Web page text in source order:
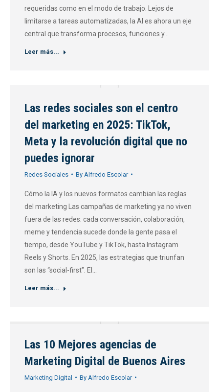
requeridas como en el modo de trabajo. Lejos de
limitarse a tareas automatizadas, la AI es ahora un eje
central que transforma procesos, funciones y…
Leer más...
Las redes sociales son el centro
del marketing en 2025: TikTok,
Meta y la revolución digital que no
puedes ignorar
Redes Sociales By Alfredo Escolar
Cómo la IA y los nuevos formatos cambian las reglas
del marketing Las campañas de marketing ya no viven
fuera de las redes: cada conversación, colaboración,
meme y tendencia sucede donde la gente pasa el
tiempo, desde YouTube y TikTok, hasta Instagram
Reels y Shorts. En 2025, las estrategias que triunfan
son las “social-first”. El…
Leer más...
Las 10 Mejores agencias de
Marketing Digital de Buenos Aires
Marketing Digital By Alfredo Escolar